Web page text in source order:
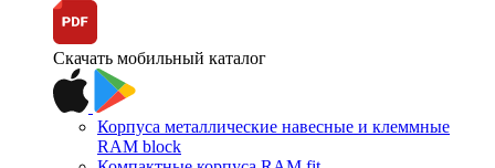
Скачать мобильный каталог
Корпуса металлические навесные и клеммные
RAM block